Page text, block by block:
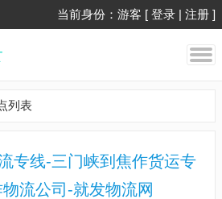
当前身份：游客 [ 登录 | 注册 ]
列表
专线-三门峡到焦作货运专
流公司-就发物流网